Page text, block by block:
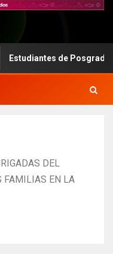
de Posgrado de
DEL
FAMILIAS EN LA